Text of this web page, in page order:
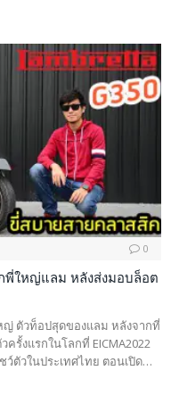
0
ใหญ่แลม หลังส่งมอบล็อต
ญ่ ตัวท็อปสุดของแลม หลังจากที่
ครั้งแรกในโลกที่ EICMA2022
ตัวในประเทศไทย ตอนเปิด…